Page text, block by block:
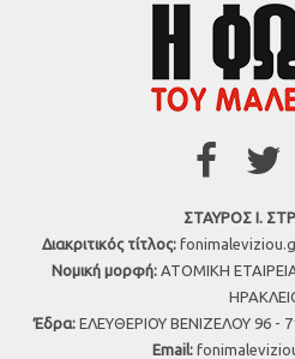
ΣΤΑΥΡΟΣ Ι.
Διακριτικός τίτλος:
Νομική μορφή: ΑΤΟΜΙΚΗ
Έδρα: ΕΛΕΥΘΕΡΙΟΥ ΒΕΝΙΖΕΛΟΥ 96 -
Εmail: